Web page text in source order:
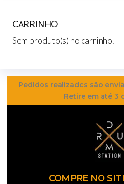
CARRINHO
Sem produto(s) no carrinho.
Pedidos realizados são
Retire em até 3
COMPRE NO